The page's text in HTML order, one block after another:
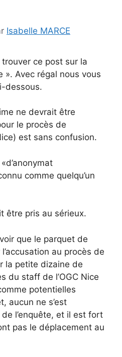
Isabelle MARCE
ce post sur la
». Avec régal nous vous
dessous.
ne devrait être
le procès de
est sans confusion.
comme quelqu’un
être pris au sérieux.
que le parquet de
au procès de
la petite dizaine de
du staff de l’OGC Nice
potentielles
aucun ne s’est
l’enquête, et il est fort
pas le déplacement au